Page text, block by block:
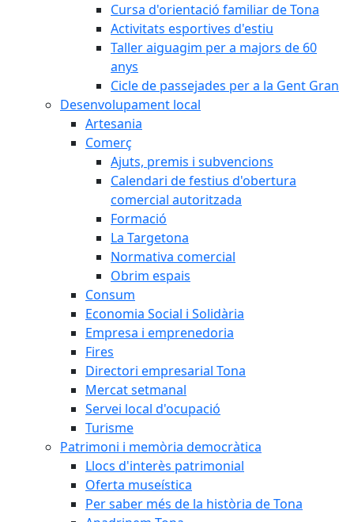
Cursa d'orientació familiar de Tona
Activitats esportives d'estiu
Taller aiguagim per a majors de 60
anys
Cicle de passejades per a la Gent Gran
Desenvolupament local
Artesania
Comerç
Ajuts, premis i subvencions
Calendari de festius d'obertura
comercial autoritzada
Formació
La Targetona
Normativa comercial
Obrim espais
Consum
Economia Social i Solidària
Empresa i emprenedoria
Fires
Directori empresarial Tona
Mercat setmanal
Servei local d'ocupació
Turisme
Patrimoni i memòria democràtica
Llocs d'interès patrimonial
Oferta museística
Per saber més de la història de Tona